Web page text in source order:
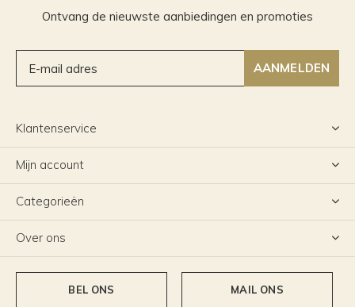
Ontvang de nieuwste aanbiedingen en promoties
AANMELDEN
Klantenservice
Mijn account
Categorieën
Over ons
BEL ONS MAIL ONS